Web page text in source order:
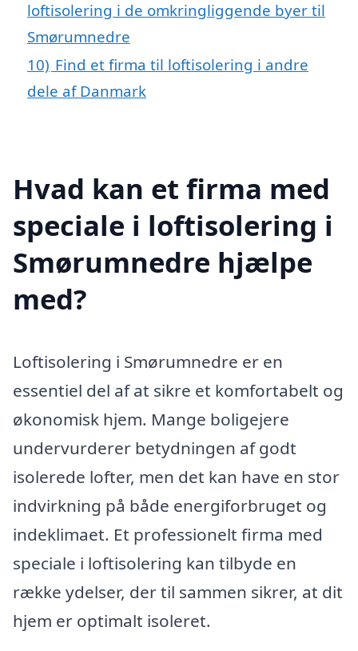
loftisolering i de omkringliggende byer til
Smørumnedre
10) Find et firma til loftisolering i andre
dele af Danmark
Hvad kan et firma med
speciale i loftisolering i
Smørumnedre hjælpe
med?
Loftisolering i Smørumnedre er en
essentiel del af at sikre et komfortabelt og
økonomisk hjem. Mange boligejere
undervurderer betydningen af godt
isolerede lofter, men det kan have en stor
indvirkning på både energiforbruget og
indeklimaet. Et professionelt firma med
speciale i loftisolering kan tilbyde en
række ydelser, der til sammen sikrer, at dit
hjem er optimalt isoleret.